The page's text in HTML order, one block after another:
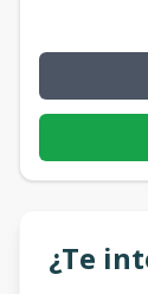
¿Te